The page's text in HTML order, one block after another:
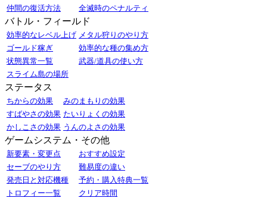
仲間の復活方法
全滅時のペナルティ
バトル・フィールド
効率的なレベル上げ メタル狩りのやり方
ゴールド稼ぎ
効率的な種の集め方
状態異常一覧
武器/道具の使い方
スライム島の場所
ステータス
ちからの効果
みのまもりの効果
すばやさの効果 たいりょくの効果
かしこさの効果 うんのよさの効果
ゲームシステム・その他
新要素・変更点
おすすめ設定
セーブのやり方
難易度の違い
発売日と対応機種
予約・購入特典一覧
トロフィー一覧
クリア時間